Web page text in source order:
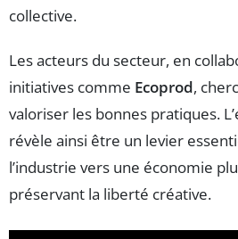
collective.
Les acteurs du secteur, en
initiatives comme Ecoprod,
valoriser les bonnes pratiques.
révèle ainsi être un levier
l’industrie vers une économie
préservant la liberté créative.